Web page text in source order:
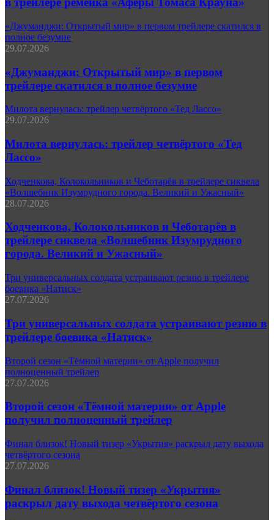
«Джуманджи: Открытый мир» в первом трейлере скатился в
полное безумие
29.07.2026
«Джуманджи: Открытый мир» в первом
трейлере скатился в полное безумие
Милота вернулась: трейлер четвёртого «Тед Лассо»
29.07.2026
Милота вернулась: трейлер четвёртого «Тед
Лассо»
Ходченкова, Колокольников и Чеботарёв в трейлере сиквела
«Волшебник Изумрудного города. Великий и Ужасный»
28.07.2026
Ходченкова, Колокольников и Чеботарёв в
трейлере сиквела «Волшебник Изумрудного
города. Великий и Ужасный»
Три универсальных солдата устраивают резню в трейлере
боевика «Натиск»
27.07.2026
Три универсальных солдата устраивают резню в
трейлере боевика «Натиск»
Второй сезон «Тёмной материи» от Apple получил
полноценный трейлер
27.07.2026
Второй сезон «Тёмной материи» от Apple
получил полноценный трейлер
Финал близок! Новый тизер «Укрытия» раскрыл дату выхода
четвёртого сезона
27.07.2026
Финал близок! Новый тизер «Укрытия»
раскрыл дату выхода четвёртого сезона